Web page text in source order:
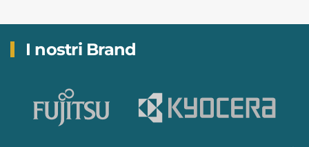
I nostri Brand